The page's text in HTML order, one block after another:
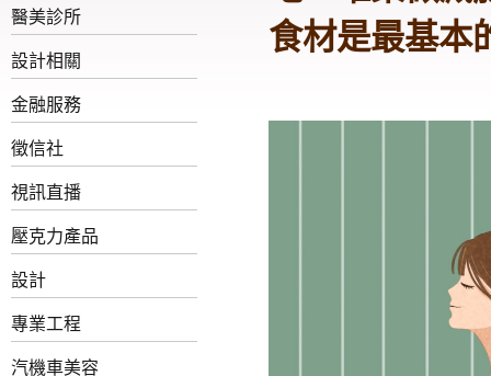
醫美診所
設計相關
金融服務
徵信社
視訊直播
壓克力產品
設計
專業工程
汽機車美容
食材是最基本